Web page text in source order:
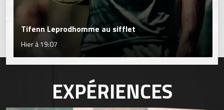
Tifenn Leprodhomme au sifflet
Hier à 19:07
EXPÉRIENCES